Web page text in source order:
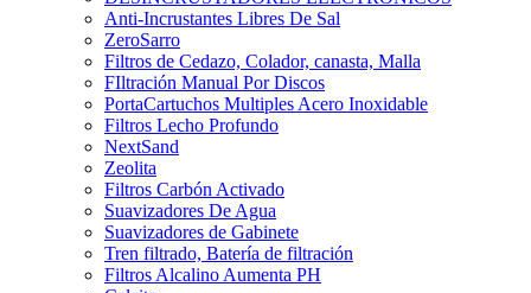
Anti-Incrustantes Libres De Sal
ZeroSarro
Filtros de Cedazo, Colador, canasta, Malla
FIltración Manual Por Discos
PortaCartuchos Multiples Acero Inoxidable
Filtros Lecho Profundo
NextSand
Zeolita
Filtros Carbón Activado
Suavizadores De Agua
Suavizadores de Gabinete
Tren filtrado, Batería de filtración
Filtros Alcalino Aumenta PH